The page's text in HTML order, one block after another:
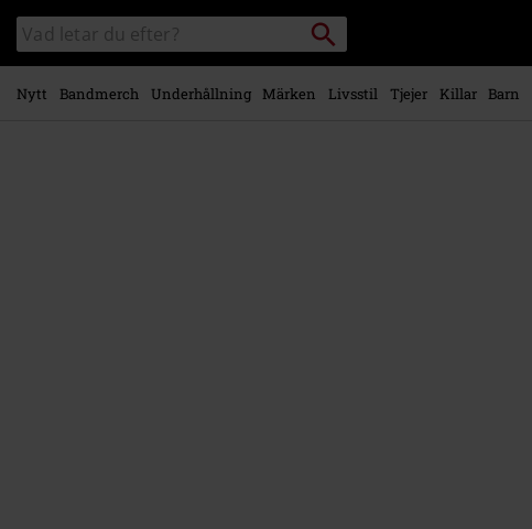
Gå till
huvudinnehåll
Sök
i
katalogen
Sök
Nytt Bandmerch Underhållning Märken Livsstil Tjejer Killar Barn